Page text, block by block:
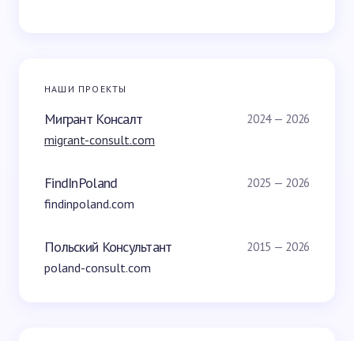
НАШИ ПРОЕКТЫ
Мигрант Консалт 2024 — 2026
migrant-consult.com
FindInPoland 2025 — 2026
findinpoland.com
Польский Консультант 2015 — 2026
poland-consult.com